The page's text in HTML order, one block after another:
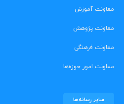
معاونت آموزش
معاونت پژوهش
معاونت فرهنگی
معاونت امور حوزه‌ها
سایر رسانه‌ها